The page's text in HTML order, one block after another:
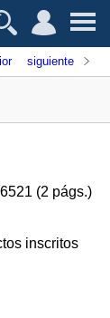
siguiente
(2 págs.)
inscritos